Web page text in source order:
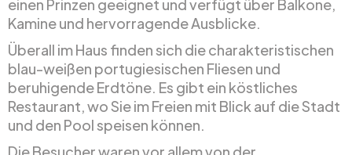
einen Prinzen geeignet und verfügt über Balkone,
Kamine und hervorragende Ausblicke.
Überall im Haus finden sich die charakteristischen
blau-weißen portugiesischen Fliesen und
beruhigende Erdtöne. Es gibt ein köstliches
Restaurant, wo Sie im Freien mit Blick auf die Stadt
und den Pool speisen können.